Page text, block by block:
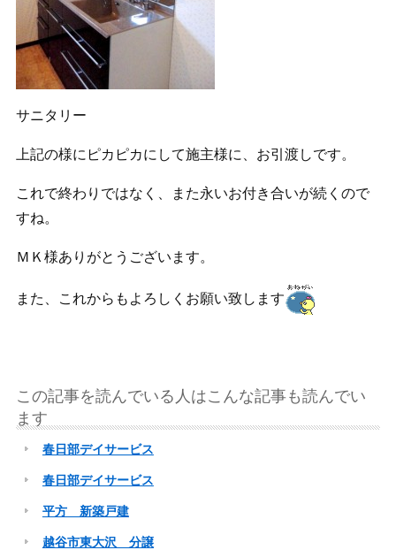
サニタリー
上記の様にピカピカにして施主様に、お引渡しです。
これで終わりではなく、また永いお付き合いが続くので
すね。
ＭＫ様ありがとうございます。
また、これからもよろしくお願い致します
この記事を読んでいる人はこんな記事も読んでい
ます
春日部デイサービス
春日部デイサービス
平方 新築戸建
越谷市東大沢 分譲